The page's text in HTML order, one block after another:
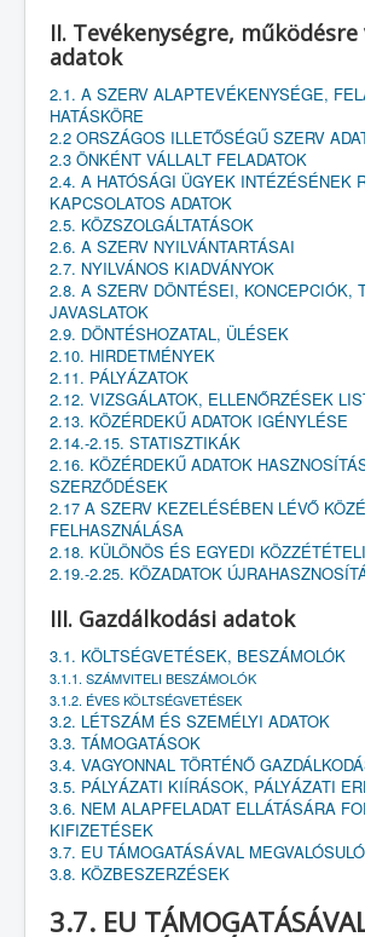
II. Tevékenységre,
adatok
2.1. A SZERV ALAPTEVÉKENYSÉGE,
HATÁSKÖRE
2.2 ORSZÁGOS ILLETŐSÉGŰ SZERV
2.3 ÖNKÉNT VÁLLALT FELADATOK
2.4. A HATÓSÁGI ÜGYEK INTÉZÉSÉNEK
KAPCSOLATOS ADATOK
2.5. KÖZSZOLGÁLTATÁSOK
2.6. A SZERV NYILVÁNTARTÁSAI
2.7. NYILVÁNOS KIADVÁNYOK
2.8. A SZERV DÖNTÉSEI, KONCEPCIÓK,
JAVASLATOK
2.9. DÖNTÉSHOZATAL, ÜLÉSEK
2.10. HIRDETMÉNYEK
2.11. PÁLYÁZATOK
2.12. VIZSGÁLATOK, ELLENŐRZÉSEK
2.13. KÖZÉRDEKŰ ADATOK IGÉNYLÉSE
2.14.-2.15. STATISZTIKÁK
2.16. KÖZÉRDEKŰ ADATOK
SZERZŐDÉSEK
2.17 A SZERV KEZELÉSÉBEN LÉVŐ
FELHASZNÁLÁSA
2.18. KÜLÖNÖS ÉS EGYEDI
2.19.-2.25. KÖZADATOK
III. Gazdálkodási adatok
3.1. KÖLTSÉGVETÉSEK, BESZÁMOLÓK
3.1.1. SZÁMVITELI BESZÁMOLÓK
3.1.2. ÉVES KÖLTSÉGVETÉSEK
3.2. LÉTSZÁM ÉS SZEMÉLYI ADATOK
3.3. TÁMOGATÁSOK
3.4. VAGYONNAL TÖRTÉNŐ
3.5. PÁLYÁZATI KIÍRÁSOK, PÁLYÁZATI
3.6. NEM ALAPFELADAT ELLÁTÁSÁRA
KIFIZETÉSEK
3.7. EU TÁMOGATÁSÁVAL
3.8. KÖZBESZERZÉSEK
3.7. EU